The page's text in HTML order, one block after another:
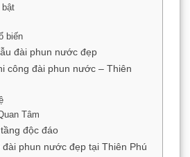
bật
biến
đài phun nước đẹp
công đài phun nước – Thiên
Tâm
độc đáo
phun nước đẹp tại Thiên Phú